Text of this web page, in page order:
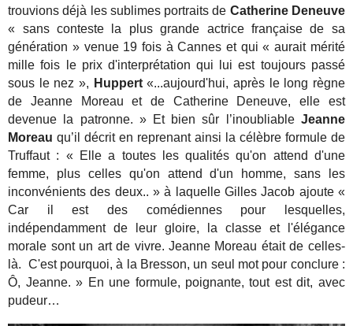
trouvions déjà les sublimes portraits de Catherine Deneuve
« sans conteste la plus grande actrice française de sa
génération » venue 19 fois à Cannes et qui « aurait mérité
mille fois le prix d'interprétation qui lui est toujours passé
sous le nez », Huppert«...aujourd'hui, après le long règne
de Jeanne Moreau et de Catherine Deneuve, elle est
devenue la patronne. » Et bien sûr l’inoubliable Jeanne
Moreau qu’il décrit en reprenant ainsi la célèbre formule de
Truffaut : « Elle a toutes les qualités qu'on attend d'une
femme, plus celles qu'on attend d'un homme, sans les
inconvénients des deux.. » à laquelle Gilles Jacob ajoute «
Car il est des comédiennes pour lesquelles,
indépendamment de leur gloire, la classe et l'élégance
morale sont un art de vivre. Jeanne Moreau était de celles-
là. C'est pourquoi, à la Bresson, un seul mot pour conclure :
Ô, Jeanne. » En une formule, poignante, tout est dit, avec
pudeur…